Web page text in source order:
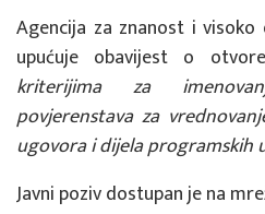
Agencija za znanost i visoko
upućuje obavijest o
kriterijima za
povjerenstava za
ugovora i dijela programskih
Javni poziv dostupan je na